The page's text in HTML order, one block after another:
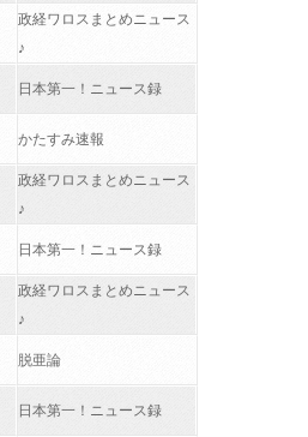
政経ワロスまとめニュース
♪
日本第一！ニュース録
かたすみ速報
政経ワロスまとめニュース
♪
日本第一！ニュース録
政経ワロスまとめニュース
♪
脱亜論
日本第一！ニュース録